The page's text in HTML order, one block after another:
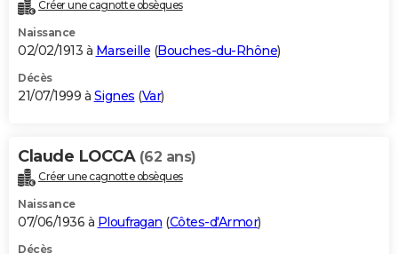
Créer une cagnotte obsèques
Naissance
02/02/1913 à Marseille (Bouches-du-Rhône)
Décès
21/07/1999 à Signes (Var)
Claude LOCCA (62 ans)
Créer une cagnotte obsèques
Naissance
07/06/1936 à Ploufragan (Côtes-d'Armor)
Décès